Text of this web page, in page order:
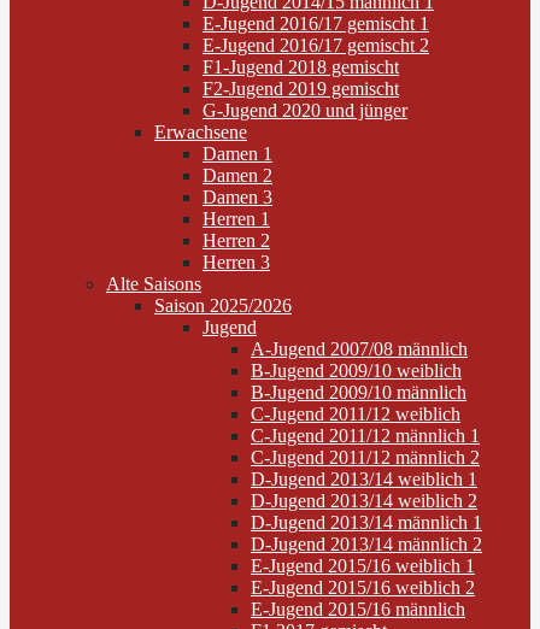
E-Jugend 2016/17 gemischt 1
E-Jugend 2016/17 gemischt 2
F1-Jugend 2018 gemischt
F2-Jugend 2019 gemischt
G-Jugend 2020 und jünger
Erwachsene
Damen 1
Damen 2
Damen 3
Herren 1
Herren 2
Herren 3
Alte Saisons
Saison 2025/2026
Jugend
A-Jugend 2007/08 männlich
B-Jugend 2009/10 weiblich
B-Jugend 2009/10 männlich
C-Jugend 2011/12 weiblich
C-Jugend 2011/12 männlich 1
C-Jugend 2011/12 männlich 2
D-Jugend 2013/14 weiblich 1
D-Jugend 2013/14 weiblich 2
D-Jugend 2013/14 männlich 1
D-Jugend 2013/14 männlich 2
E-Jugend 2015/16 weiblich 1
E-Jugend 2015/16 weiblich 2
E-Jugend 2015/16 männlich